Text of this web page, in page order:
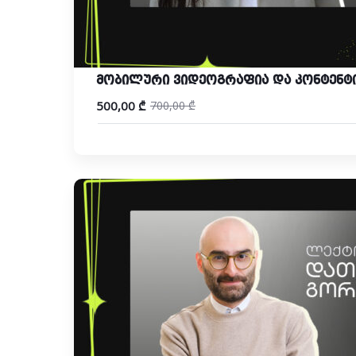
მობილური ვიდეოგრაფია და
700,00₾
500,00 ₾